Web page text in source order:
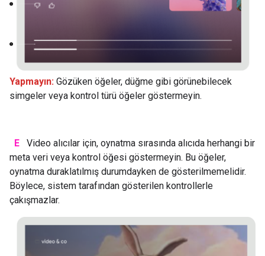
Yapmayın: Gözüken öğeler, düğme gibi görünebilecek
simgeler veya kontrol türü öğeler göstermeyin.
E
Video alıcılar için, oynatma sırasında alıcıda herhangi bir
meta veri veya kontrol öğesi göstermeyin. Bu öğeler,
oynatma duraklatılmış durumdayken de gösterilmemelidir.
Böylece, sistem tarafından gösterilen kontrollerle
çakışmazlar.